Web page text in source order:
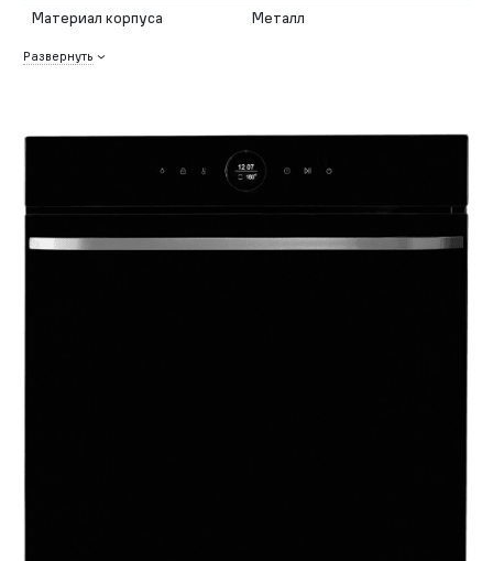
Материал корпуса
Металл
Развернуть